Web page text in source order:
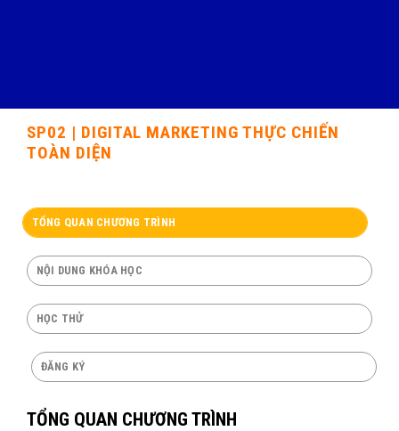
SP02 | DIGITAL MARKETING THỰC CHIẾN
TOÀN DIỆN
TỔNG QUAN CHƯƠNG TRÌNH
NỘI DUNG KHÓA HỌC
HỌC THỬ
ĐĂNG KÝ
TỔNG QUAN CHƯƠNG TRÌNH